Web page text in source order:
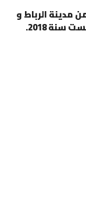
مدينة الرباط و
2018.